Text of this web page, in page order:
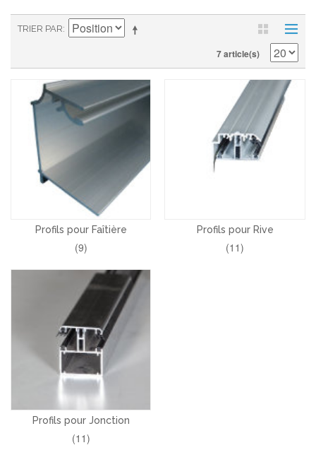
TRIER PAR
7 article(s)
Profils pour Faîtière
(9)
Profils pour Rive
(11)
Profils pour Jonction
(11)